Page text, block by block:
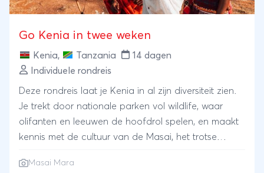
safari Minibus/4×4 Land CruiserSafari
eerste dag en eindigend met lunch op de laatste
dag.Park entreesBelastingen van de
regeringMedische lucht redding verzekering tijdens
de reis NIET INBEGREPEN:FooienDranken in de
lodges en op de kampen op safariAlle persoonlijke
bezittingenExtra optionele activiteiten naast het
Go Kenia in twee weken
Kenia, Tanzania
14 dagen
Individuele rondreis
Deze rondreis laat je Kenia in al zijn diversiteit zien.
Je trekt door nationale parken vol wildlife, waar
olifanten en leeuwen de hoofdrol spelen, en maakt
kennis met de cultuur van de Masai, het trotse
natuur, in kleinschalige lodges en tented camps,
Masai Mara